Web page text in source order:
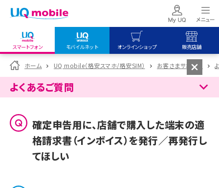
スマートフォン モバイルネット オンラインショップ 販売店舗
my UQ WiMAX
UQ WiMAX ご契約の方
My UQ mobile
UQ mobile
データチャージサイト
UQ mobile
オンラインショップ
UQ WiMAX
UQ mobile
販売店舗
UQ WiMAX
ホーム UQ mobile（格安スマホ/格安SIM） お客さまサポート
よくあるご質問
確定申告用に、店舗で購入した端末の適
格請求書（インボイス）を発行／再発行し
てほしい